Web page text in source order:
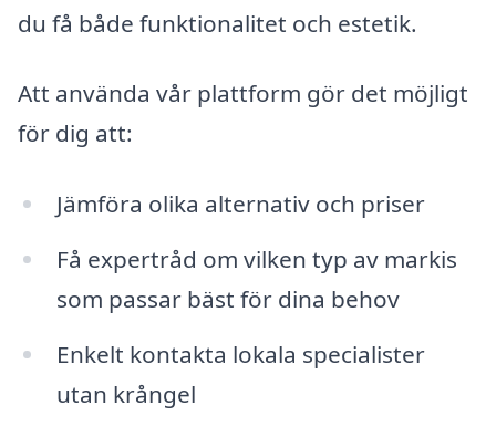
du få både funktionalitet och estetik.
Att använda vår plattform gör det möjligt
för dig att:
Jämföra olika alternativ och priser
Få expertråd om vilken typ av markis
som passar bäst för dina behov
Enkelt kontakta lokala specialister
utan krångel